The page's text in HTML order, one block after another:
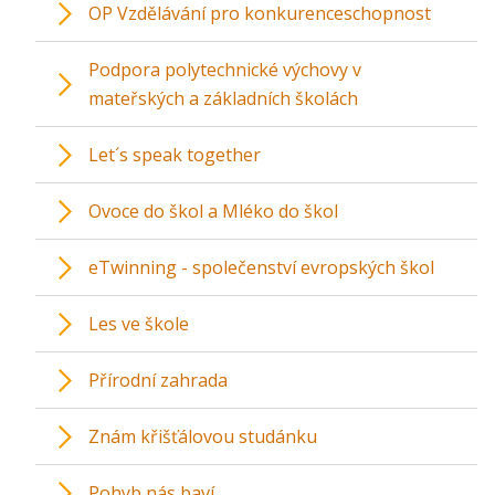
OP Vzdělávání pro konkurenceschopnost
Podpora polytechnické výchovy v
mateřských a základních školách
Let´s speak together
Ovoce do škol a Mléko do škol
eTwinning - společenství evropských škol
Les ve škole
Přírodní zahrada
Znám křišťálovou studánku